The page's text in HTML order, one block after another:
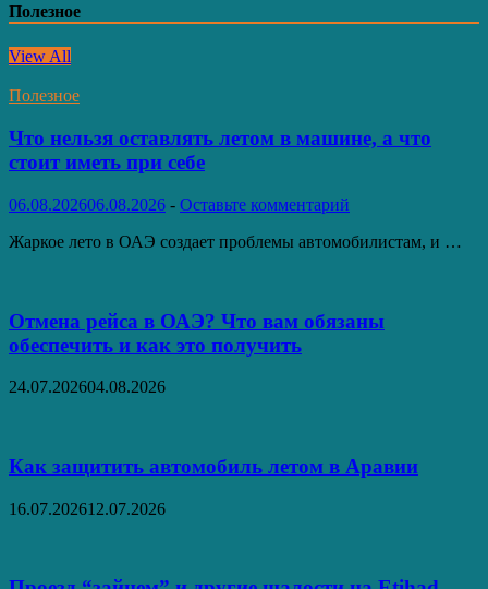
Полезное
View All
Полезное
Что нельзя оставлять летом в машине, а что
стоит иметь при себе
06.08.202606.08.2026 - Оставьте комментарий
Жаркое лето в ОАЭ создает проблемы автомобилистам, и …
Отмена рейса в ОАЭ? Что вам обязаны
обеспечить и как это получить
24.07.202604.08.2026
Как защитить автомобиль летом в Аравии
16.07.202612.07.2026